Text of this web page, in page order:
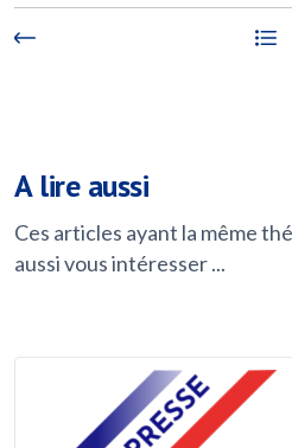
A lire aussi
Ces articles ayant la même
aussi vous intéresser ...